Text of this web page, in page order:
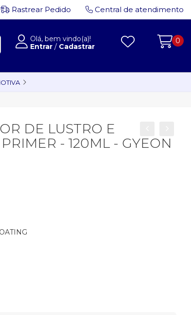
Rastrear Pedido Central de atendimento
Olá, bem vindo(a)!
Entrar / Cadastrar
0
DE LUSTRO E
- 120ML - GYEON